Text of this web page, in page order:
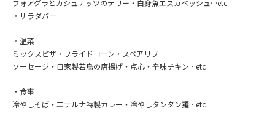
フォアグラとカシュナッツのテリー・白身魚エスカベッシュ…etc
・サラダバー
・温菜
ミックスピザ・フライドコーン・スペアリブ
ソーセージ・自家製若鳥の唐揚げ・点心・辛味チキン…etc
・食事
冷やしそば・エテルナ特製カレー・冷やしタンタン麺…etc